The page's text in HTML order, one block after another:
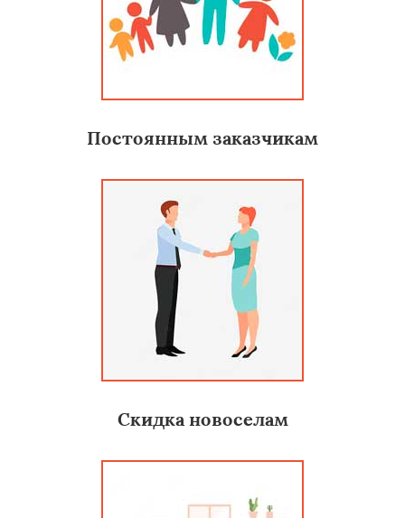
Постоянным заказчикам
Скидка новоселам